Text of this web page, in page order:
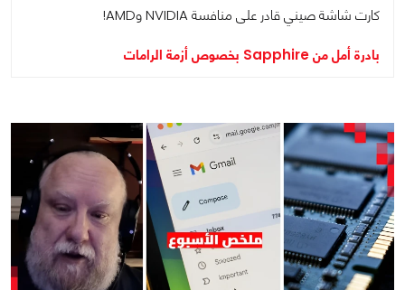
كارت شاشة صيني قادر على منافسة NVIDIA وAMD!
بادرة أمل من Sapphire بخصوص أزمة الرامات